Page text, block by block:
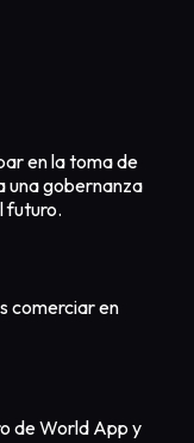
en la toma de
una gobernanza
futuro.
comerciar en
de World App y